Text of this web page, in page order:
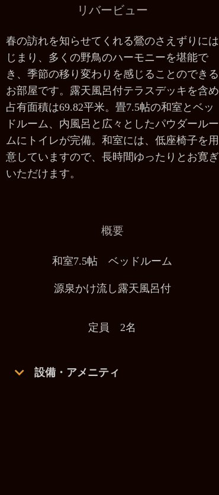
リバービュー
春の訪れを知らせてくれる鶯のさえずりには
じまり、多くの野鳥のハーモニーを堪能で
き、季節の移り変わりを感じることのできる
お部屋です。露天風呂付テラスデッキを含め
占有面積は69.82平米。畳7.5帖の和室とベッ
ドルーム、内風呂と広々としたパウダールー
ムにトイレが完備。和室には、低座椅子を用
意していますので、長時間ゆったりとお寛ぎ
いただけます。
概要
和室7.5帖 ベッドルーム
源泉かけ流し露天風呂付
定員 2名
設備・アメニティ